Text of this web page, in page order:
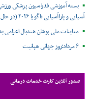
بسته آموزشی فدراسیون پزشکی
آسیایی و پاراآسیایی ناگویا ۲۰۲۶ (در حال به روز رسانی)
معاینات ملی پوشان هندبال اعزامی
۶ مرداد؛روز جهانی هپاتیت
صدور آنلاین کارت خدمات درمانی